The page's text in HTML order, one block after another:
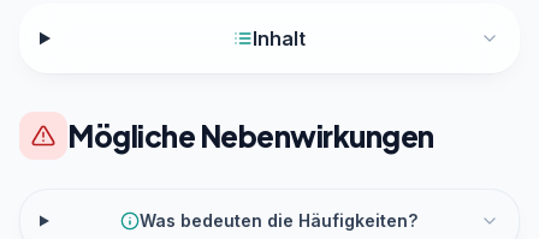
Inhalt
Mögliche Nebenwirkungen
Was bedeuten die Häufigkeiten?